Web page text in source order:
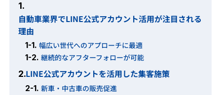
1.
自動車業界でLINE公式アカウント活用が注目される
理由
1-1. 幅広い世代へのアプローチに最適
1-2. 継続的なアフターフォローが可能
2.LINE公式アカウントを活用した集客施策
2-1. 新車・中古車の販売促進